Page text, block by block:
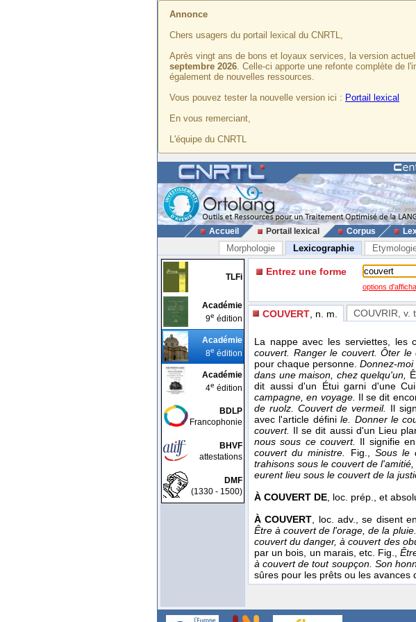
Annonce
Chers usagers du portail lexical du CNRTL,
Après vingt ans de bons et loyaux services, la version
septembre 2026. Celle-ci apporte une refonte complète de
également de nouvelles ressources.
Vous pouvez tester la nouvelle version ici : Portail lexical
En vous remerciant,
L'équipe du CNRTL
Accueil Portail lexical Corpus
Morphologie Lexicographie
TLFi
Académie
9e édition
Académie
8e édition
Académie
4e édition
BDLP
Francophonie
BHVF
attestations
DMF
(1330 - 1500)
Entrez une forme
options
COUVERT , n. m. COUVRIR , v.
La nappe avec les serviettes,
couvert. Ranger le couvert. Ôter le
pour chaque personne.Donnez-
dans une maison, chez quelqu'un,
dit aussi d'un Étui garni d'une
campagne, en voyage. Il se dit
de ruolz. Couvert de vermeil. Il
avec l'article définile. Donner le
couvert. Il se dit aussi d'un Lieu
nous sous ce couvert. Il signifie
couvert du ministre. Fig., Sous le
trahisons sous le couvert de
eurent lieu sous le couvert de la
À COUVERT DE, loc. prép., et
À COUVERT, loc. adv., se disent
Être à couvert de l'orage, de la
couvert du danger, à couvert des
par un bois, un marais, etc. Fig.,
à couvert de tout soupçon. Son
sûres pour les prêts ou les avances